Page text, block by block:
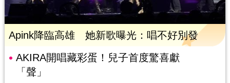
Apink降臨高雄 她新歌曝光：唱不好別發
AKIRA開唱藏彩蛋！兒子首度驚喜獻
「聲」